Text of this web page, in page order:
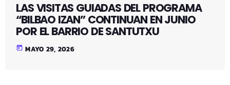
LAS VISITAS GUIADAS DEL PROGRAMA
“BILBAO IZAN” CONTINUAN EN JUNIO
POR EL BARRIO DE SANTUTXU
today MAYO 29, 2026